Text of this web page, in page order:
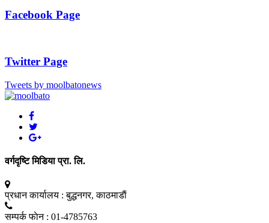
Facebook Page
Twitter Page
Tweets by moolbatonews
वर्गदृष्टि मिडिया प्रा. लि.
प्रधान कार्यालय : बुद्धनगर, काठमाडाैं
सम्पर्क फाेन : 01-4785763